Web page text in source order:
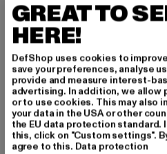
lästiges Verrutschen
Reguläre Passform
Anlass: Street, Alltag, Freizeit
Verschlussarten: Kordelzug
Marke: Urban Classics
Kat.: Jogginghosen
Farbe: schwarz
Hersteller Farbe: black
Materialzusammensetzung:
GREAT TO
HERE!
DefShop uses cookies to
save your preferences, analyse
provide and measure interest-
advertising. In addition, we
or to use cookies. This may also
your data in the USA or other
the EU data protection standard.
this, click on "Custom settings".
agree to this. Data protection